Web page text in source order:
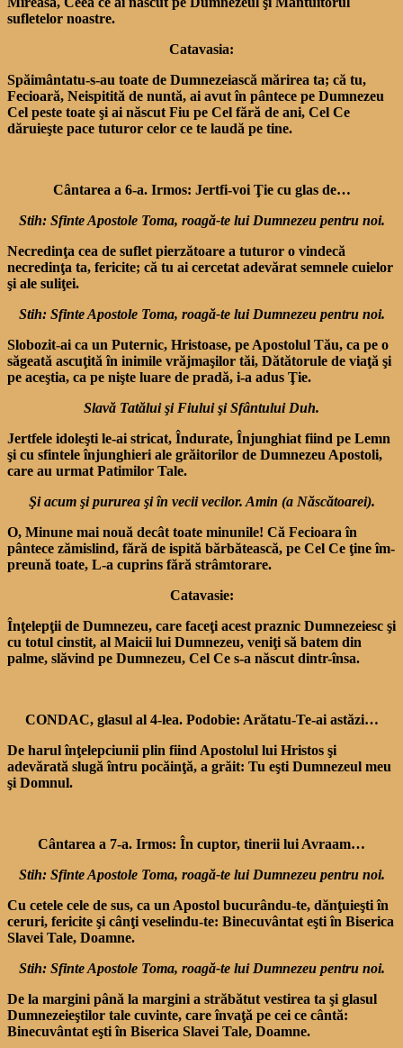
sufletelor noastre.
Catavasia:
Spăimântatu-s-au toate de Dumnezeiască mărirea ta; că tu,
Fecioară, Neispitită de nuntă, ai avut în pântece pe Dumnezeu
Cel peste toate şi ai născut Fiu pe Cel fără de ani, Cel Ce
dăruieşte pace tuturor celor ce te laudă pe tine.
Cântarea a 6-a. Irmos: Jertfi-voi Ţie cu glas de…
Stih: Sfinte Apostole Toma, roagă-te lui Dumnezeu pentru noi.
Necredinţa cea de suflet pierzătoare a tuturor o vindecă
necredinţa ta, fericite; că tu ai cercetat adevărat sem­nele cuielor
şi ale suliţei.
Stih: Sfinte Apostole Toma, roagă-te lui Dumnezeu pentru noi.
Slobozit-ai ca un Puternic, Hristoase, pe Apostolul Tău, ca pe o
săgeată ascuţită în inimile vrăjmaşilor tăi, Dătătorule de viaţă şi
pe aceştia, ca pe nişte luare de pradă, i-a adus Ţie.
Slavă Tatălui şi Fiului şi Sfântului Duh.
Jertfele idoleşti le-ai stricat, Îndurate, Înjunghiat fiind pe Lemn
şi cu sfintele înjunghieri ale grăitorilor de Dumnezeu Apostoli,
care au urmat Patimi­lor Tale.
Şi acum şi pururea şi în vecii vecilor. Amin (a Născătoarei).
O, Minune mai nouă decât toate minunile! Că Fecioara în
pântece zămislind, fără de ispită bărbătească, pe Cel Ce ţine îm­
preună toate, L-a cuprins fără strâmtorare.
Catavasie:
Înţelepţii de Dumnezeu, care faceţi acest praznic Dumnezeiesc şi
cu totul cinstit, al Maicii lui Dumnezeu, veniţi să batem din
palme, slăvind pe Dumnezeu, Cel Ce s-a născut dintr-însa.
CONDAC, glasul al 4-lea. Podobie: Arătatu-Te-ai astăzi…
De harul înţelepciunii plin fiind Apostolul lui Hristos şi
adevărată slugă întru pocăinţă, a grăit: Tu eşti Dumnezeul meu
şi Domnul.
Cântarea a 7-a. Irmos: În cuptor, tinerii lui Avraam…
Stih: Sfinte Apostole Toma, roagă-te lui Dumnezeu pentru noi.
Cu cetele cele de sus, ca un Apostol bucurându-te, dănţuieşti în
ceruri, fericite şi cânţi veselindu-te: Binecuvân­tat eşti în Biserica
Slavei Tale, Doamne.
Stih: Sfinte Apostole Toma, roagă-te lui Dumnezeu pentru noi.
De la margini până la mar­gini a străbătut vestirea ta şi glasul
Dumnezeieştilor tale cu­vinte, care învaţă pe cei ce cân­tă:
Binecuvântat eşti în Biseri­ca Slavei Tale, Doamne.